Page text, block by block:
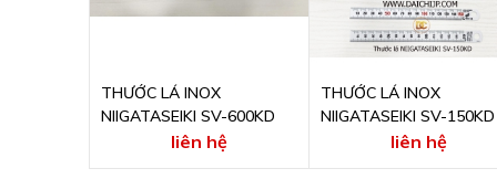
THƯỚC LÁ INOX
NIIGATASEIKI SV-600KD
liên hệ
THƯỚC LÁ INOX
NIIGATASEIKI SV-150KD
liên hệ